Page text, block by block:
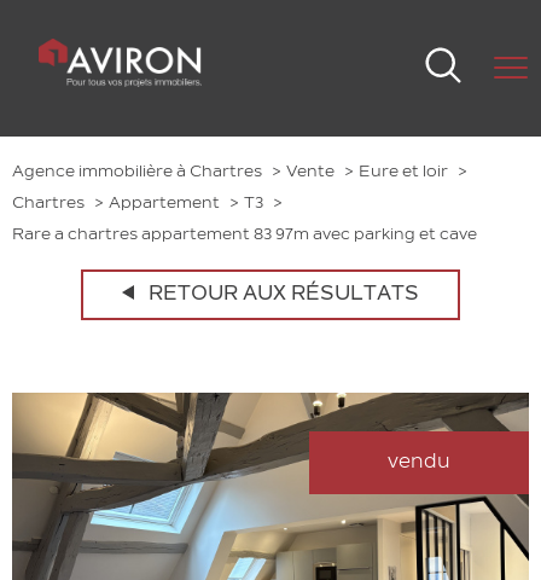
Agence immobilière à Chartres Vente
Eure et loir
Chartres
Appartement
T3
Rare a chartres appartement 83 97m avec parking et cave
RETOUR AUX RÉSULTATS
vendu